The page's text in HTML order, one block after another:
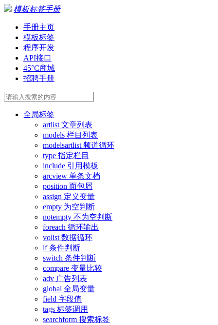
模板标签手册
手册主页
模板标签
程序开发
API接口
45°C商城
招聘手册
全局标签
artlist 文章列表
models 栏目列表
modelsartlist 频道循环
type 指定栏目
include 引用模板
arcview 单条文档
position 面包屑
assign 定义变量
empty 为空判断
notempty 不为空判断
foreach 循环输出
volist 数据循环
if 条件判断
switch 条件判断
compare 变量比较
adv 广告列表
global 全局变量
field 字段值
tags 标签调用
searchform 搜索标签